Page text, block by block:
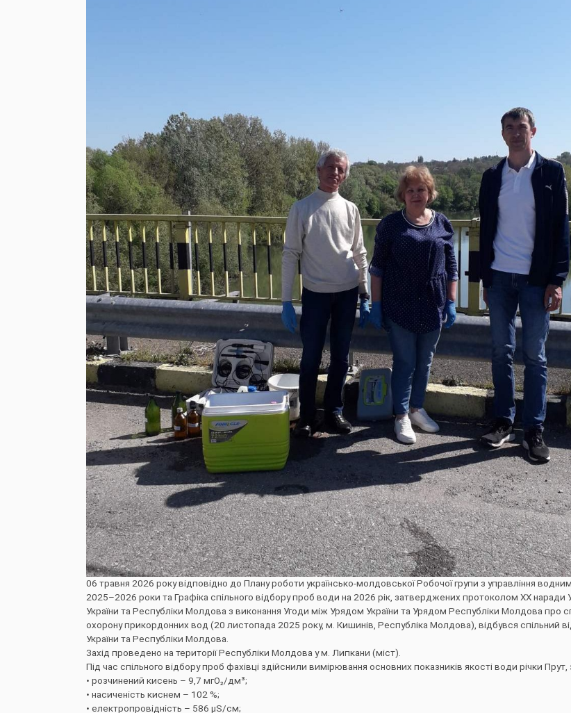
06 травня 2026 року відповідно до Плану роботи українсько-молдовської Робочої групи з управління
2025–2026 роки та Графіка спільного відбору проб води на 2026 рік, затверджених протоколом ХХ наради
України та Республіки Молдова з виконання Угоди між Урядом України та Урядом Республіки Молдова про
охорону прикордонних вод (20 листопада 2025 року, м. Кишинів, Республіка Молдова), відбувся спільний
України та Республіки Молдова.
Захід проведено на території Республіки Молдова у м. Липкани (міст).
Під час спільного відбору проб фахівці здійснили вимірювання основних показників якості води річки
• розчинений кисень – 9,7 мгО₂/дм³;
• насиченість киснем – 102 %;
• електропровідність – 586 μS/см;